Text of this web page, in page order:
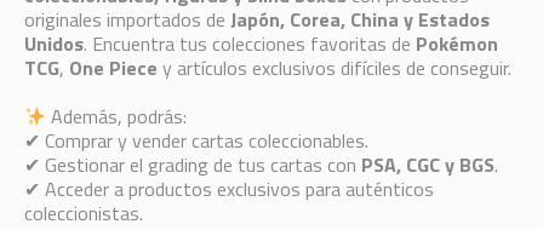
originales importados de Japón, Corea, China y Estados
Unidos. Encuentra tus colecciones favoritas de Pokémon
TCG, One Piece y artículos exclusivos difíciles de conseguir.
Además, podrás:
✔ Comprar y vender cartas coleccionables.
✔ Gestionar el grading de tus cartas con PSA, CGC y BGS.
✔ Acceder a productos exclusivos para auténticos
coleccionistas.